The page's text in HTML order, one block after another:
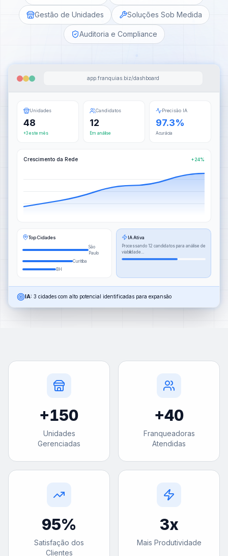
Gestão de Unidades Soluções Sob Medida
Auditoria e Compliance
app.franquias.biz/dashboard
Unidades
48
+3 este mês
Candidatos
12
Em análise
Precisão IA
97.3%
Acurácia
Crescimento da Rede +24%
Top Cidades
São
Paulo
Curitiba
BH
IA Ativa
Processando 12 candidatos para análise de
viabilidade...
IA: 3 cidades com alto potencial identificadas para expansão
+150
Unidades
Gerenciadas
+40
Franqueadoras
Atendidas
95%
Satisfação dos
Clientes
3x
Mais Produtividade